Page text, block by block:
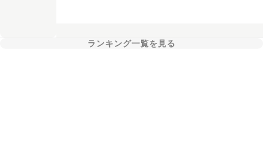
ランキング一覧を見る